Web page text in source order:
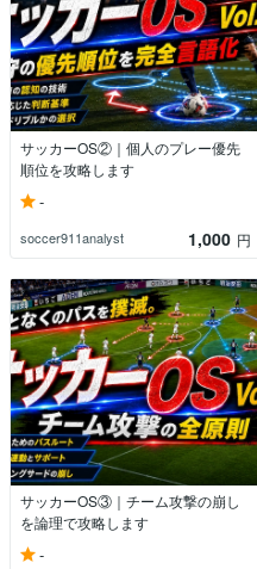
サッカーOS②｜個人のプレー優先
順位を攻略します
-
soccer911analyst 1,000 円
サッカーOS③｜チーム攻撃の崩し
を論理で攻略します
-